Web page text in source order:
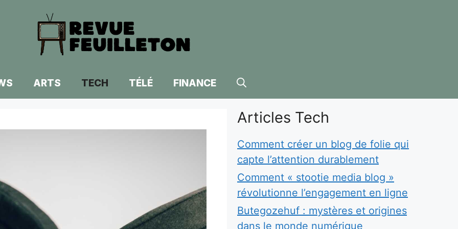
ARTS TECH TÉLÉ FINANCE
Articles Tech
Comment créer un blog de folie qui
capte l’attention durablement
Comment « stootie media blog »
révolutionne l’engagement en ligne
Butegozehuf : mystères et origines
dans le monde numérique